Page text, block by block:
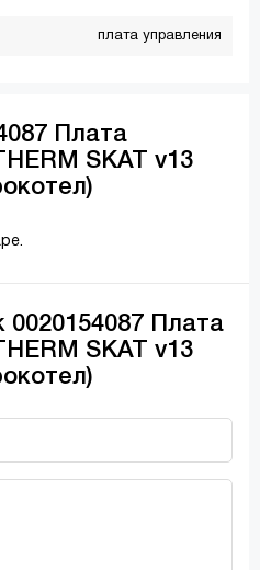
плата управления
Плата
SKAT v13
0020154087 Плата
SKAT v13